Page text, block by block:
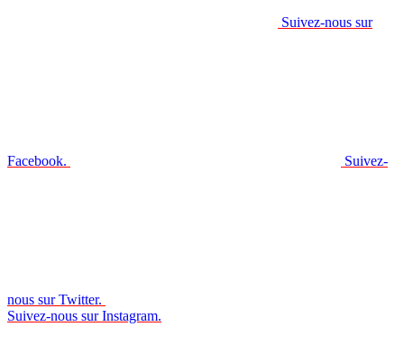
Suivez-nous sur
Facebook. Suivez-
nous sur Twitter.
Suivez-nous sur Instagram.